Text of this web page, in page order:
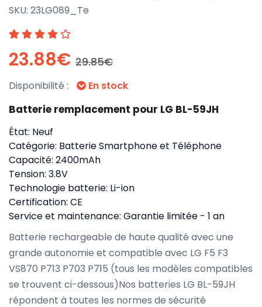
SKU: 23LG089_Te
23.88€ 29.85€
Disponibilité : En stock
Batterie remplacement pour LG BL-59JH
État: Neuf
Catégorie: Batterie Smartphone et Téléphone
Capacité: 2400mAh
Tension: 3.8V
Technologie batterie: Li-ion
Certification: CE
Service et maintenance: Garantie limitée - 1 an
Batterie rechargeable de haute qualité avec une
grande autonomie et compatible avec LG F5 F3
VS870 P713 P703 P715 (tous les modèles compatibles
se trouvent ci-dessous)Nos batteries LG BL-59JH
répondent à toutes les normes de sécurité